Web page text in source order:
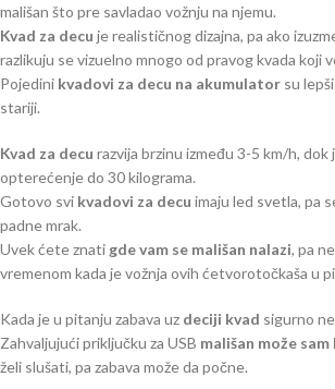
mališan što pre savladao vožnju na njemu.
Kvad za decu je realističnog dizajna, pa ako
razlikuju se vizuelno mnogo od pravog kvada koji
Pojedini kvadovi za decu na akumulator su
stariji.
Kvad za decu razvija brzinu između 3-5 km/h, dok
opterećenje do 30 kilograma.
Gotovo svi kvadovi za decu imaju led svetla, pa
padne mrak.
Uvek ćete znati gde vam se mališan nalazi, pa
vremenom kada je vožnja ovih ćetvorotočkaša u
Kada je u pitanju zabava uz deciji kvad sigurno
Zahvaljujući priključku za USB mališan može
želi slušati, pa zabava može da počne.